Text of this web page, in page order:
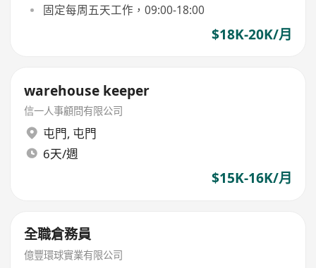
固定每周五天工作，09:00-18:00
$18K-20K/月
warehouse keeper
信一人事顧問有限公司
屯門, 屯門
6天/週
$15K-16K/月
全職倉務員
億豐環球實業有限公司